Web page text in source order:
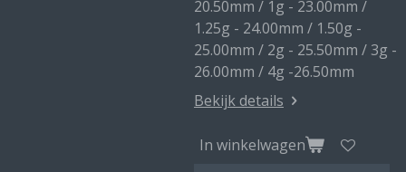
20.50mm / 1g - 23.00mm /
1.25g - 24.00mm / 1.50g -
25.00mm / 2g - 25.50mm / 3g -
26.00mm / 4g -26.50mm
Bekijk details
In winkelwagen